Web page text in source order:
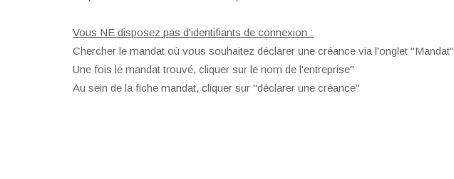
Vous NE disposez pas d'identifiants de connexion :
Chercher le mandat où vous souhaitez déclarer une créance via l'onglet "Mandat"
Une fois le mandat trouvé, cliquer sur le nom de l'entreprise"
Au sein de la fiche mandat, cliquer sur "déclarer une créance"